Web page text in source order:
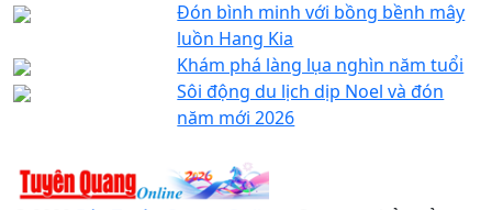
Đón bình minh với bồng bềnh mây
luồn Hang Kia
Khám phá làng lụa nghìn năm tuổi
Sôi động du lịch dịp Noel và đón
năm mới 2026